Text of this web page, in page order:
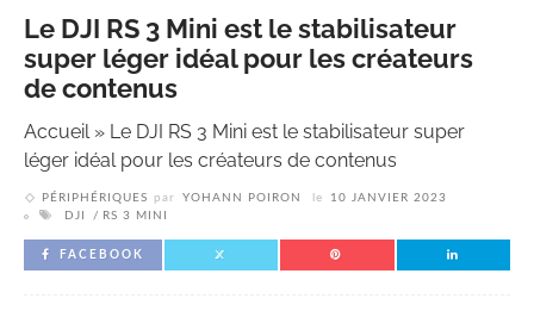
Le DJI RS 3 Mini est le stabilisateur
super léger idéal pour les créateurs
de contenus
Accueil» Le DJI RS 3 Mini est le stabilisateur super
léger idéal pour les créateurs de contenus
PÉRIPHÉRIQUES par YOHANN POIRON le
10 JANVIER 2023
DJI
RS 3 MINI
FACEBOOK